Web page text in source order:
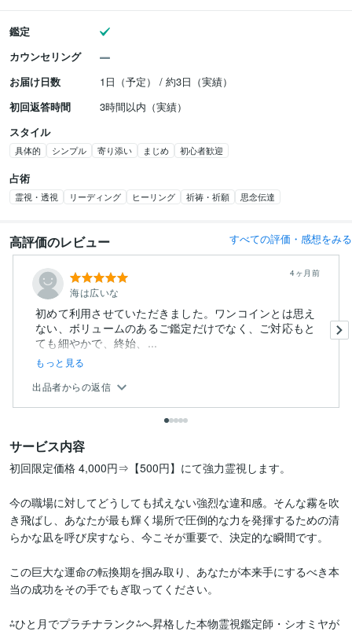
鑑定
カウンセリング
お届け日数
1日（予定） / 約3日（実績）
初回返答時間
3時間以内（実績）
スタイル
具体的 シンプル 寄り添い まじめ 初心者歓迎
占術
霊視・透視 リーディング ヒーリング 祈祷・祈願 思念伝達
高評価のレビュー すべての評価・感想をみる
海は広いな
4ヶ月前
初めて利用させていただきました。ワンコインとは思え
ない、ボリュームのあるご鑑定だけでなく、ご対応もと
ても細やかで、終始、...
もっと見る
出品者からの返信
サービス内容
初回限定価格 4,000円⇒【500円】にて強力霊視します。
今の職場に対してどうしても拭えない強烈な違和感。そんな霧を吹
き飛ばし、あなたが最も輝く場所で圧倒的な力を発揮するための清
らかな凪を呼び戻すなら、今こそが重要で、決定的な瞬間です。
この巨大な運命の転換期を掴み取り、あなたが本来手にするべき本
当の成功をその手でもぎ取ってください。
⁂ひと月でプラチナランク⁂へ昇格した本物霊視鑑定師・シオミヤが